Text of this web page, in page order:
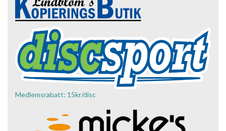
Medlemsrabatt: 15kr/disc